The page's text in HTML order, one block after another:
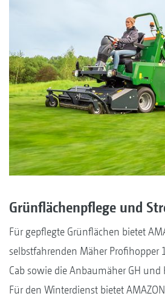
Grünflächenpflege und
Für gepflegte Grünflächen bietet
selbstfahrenden Mäher Profihopper
Cab sowie die Anbaumäher GH und
Für den Winterdienst bietet